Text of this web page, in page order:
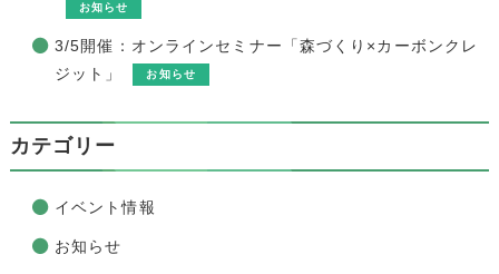
お知らせ
3/5開催：オンラインセミナー「森づくり×カーボンクレ
ジット」
お知らせ
カテゴリー
イベント情報
お知らせ